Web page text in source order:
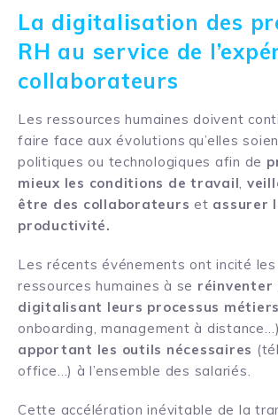
La digitalisation des
RH au service de
collaborateurs
Les ressources humaines doivent
faire face aux évolutions qu’elles
politiques ou technologiques afin de
mieux les conditions de travail
être des collaborateurs et assurer
productivité.
Les récents événements ont incité
ressources humaines à se réinventer
digitalisant leurs processus métiers
onboarding, management à
apportant les outils nécessaires
office…) à l’ensemble des salariés
Cette accélération inévitable de la